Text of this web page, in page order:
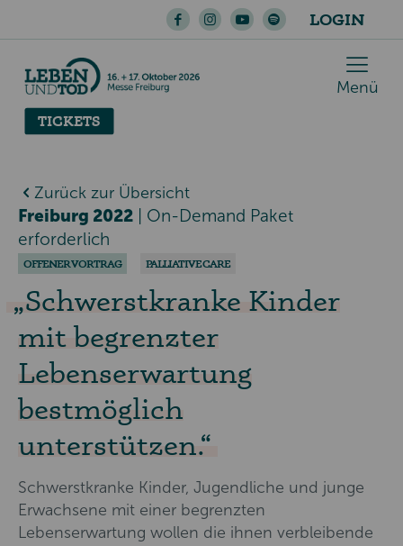
LOGIN
TICKETS
Menü
Zurück zur Übersicht
Freiburg 2022
On-Demand Paket
erforderlich
OFFENER VORTRAG PALLIATIVE CARE
Schwerstkranke Kinder
mit begrenzter
Lebenserwartung
bestmöglich
unterstützen.
Schwerstkranke Kinder, Jugendliche und junge
Erwachsene mit einer begrenzten
Lebenserwartung wollen die ihnen verbleibende